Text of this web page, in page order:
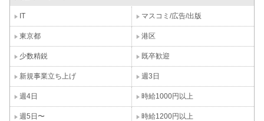
IT マスコミ/広告/出版
東京都 港区
少数精鋭 既卒歓迎
新規事業立ち上げ 週3日
週4日 時給1000円以上
週5日〜 時給1200円以上